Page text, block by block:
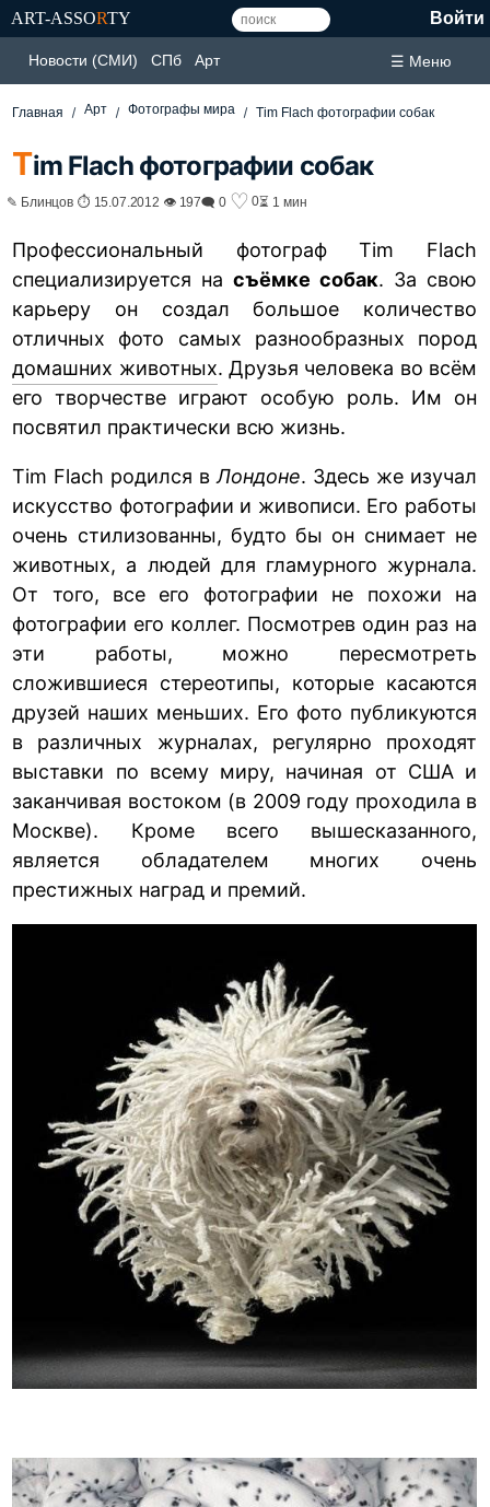
ART-ASSORTY Войти
Новости (СМИ) СПб Арт ☰ Меню
Главная Арт Фотографы мира Tim Flach фотографии собак
Tim Flach фотографии собак
✎ Блинцов ⏱ 15.07.2012 👁 197🗨 0 ♡ 0⏳ 1 мин
Профессиональный фотограф Tim Flach
специализируется насъёмке собак. За свою
карьеру он создал большое количество
отличных фото самых разнообразных пород
домашних животных. Друзья человека во всём
его творчестве играют особую роль. Им он
посвятил практически всю жизнь.
Tim Flach родился вЛондоне. Здесь же изучал
искусство фотографии и живописи. Его работы
очень стилизованны, будто бы он снимает не
животных, а людей для гламурного журнала.
От того, все его фотографии не похожи на
фотографии его коллег. Посмотрев один раз на
эти работы, можно пересмотреть
сложившиеся стереотипы, которые касаются
друзей наших меньших. Его фото публикуются
в различных журналах, регулярно проходят
выставки по всему миру, начиная от США и
заканчивая востоком (в 2009 году проходила в
Москве). Кроме всего вышесказанного,
является обладателем многих очень
престижных наград и премий.